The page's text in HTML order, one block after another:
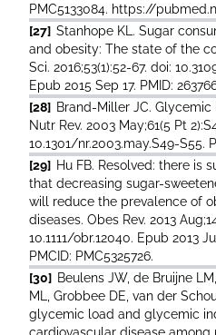
PMC5133084. https://
[27] Stanhope KL. Sugar
and obesity: The state of the
Sci. 2016;53(1):52-67. doi:
Epub 2015 Sep 17. PMID:
[28] Brand-Miller JC.
Nutr Rev. 2003 May;61(5 Pt
10.1301/nr.2003.may.S49-S55.
[29] Hu FB. Resolved: there is
that decreasing sugar-
will reduce the prevalence of
diseases. Obes Rev. 2013
10.1111/obr.12040. Epub 2013
PMCID: PMC5325726.
[30] Beulens JW, de Bruijne
ML, Grobbee DE, van der
glycemic load and glycemic